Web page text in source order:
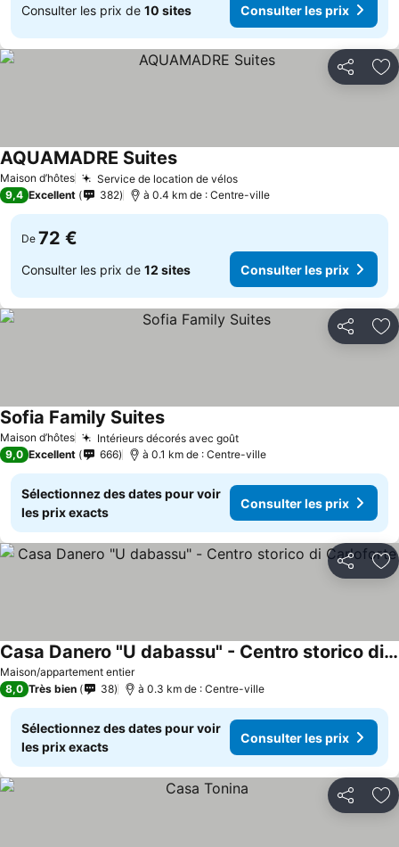
Consulter les prix de 10 sites Consulter les prix
Partager
Maison d’hôtes Service de location de vélos
AQUAMADRE Suites
9,4 Excellent 382 à 0.4 km de : Centre-ville
De 72 €
Consulter les prix de 12 sites Consulter les prix
Partager
Maison d’hôtes Intérieurs décorés avec goût
Sofia Family Suites
9,0 Excellent 666 à 0.1 km de : Centre-ville
Sélectionnez des dates pour voir
les prix exacts
Consulter les prix
Partager
Maison/appartement entier
Casa Danero "U dabassu" - Centro storico di Carloforte
8,0 Très bien 38 à 0.3 km de : Centre-ville
Sélectionnez des dates pour voir
les prix exacts
Consulter les prix
Partager